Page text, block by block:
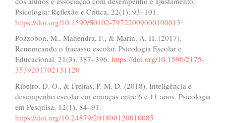
Psicologia: Reflexão e Crítica, 22(1), 93–101.
https://doi.org/10.1590/S0102-79722009000100013
Pozzobon, M., Mahendra, F., & Marin, A. H. (2017).
Renomeando o fracasso escolar. Psicologia Escolar e
Educacional, 21(3), 387–396. https://doi.org/10.1590/2175-
3539201702131120
Ribeiro, D. O., & Freitas, P. M. D. (2018). Inteligência e
desempenho escolar em crianças entre 6 e 11 anos. Psicologia
em Pesquisa, 12(1), 84–91.
https://doi.org/10.24879/201800120010085